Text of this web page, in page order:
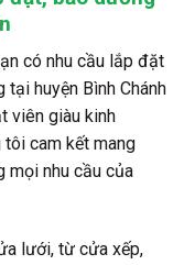
có nhu cầu lắp đặt
huyện Bình Chánh
viên giàu kinh
tôi cam kết mang
mọi nhu cầu của
lưới, từ cửa xếp,